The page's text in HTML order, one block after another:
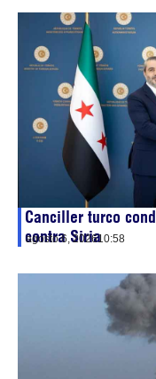
Canciller turco
contra Siria
agosto 6, 202610:58